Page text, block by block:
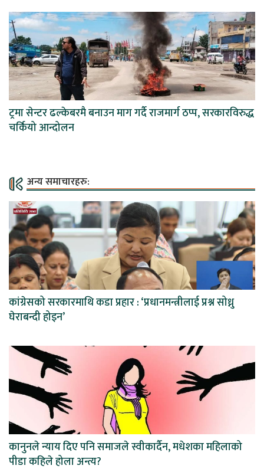
ट्रमा सेन्टर ढल्केबरमै बनाउन माग गर्दै राजमार्ग ठप्प, सरकारविरुद्ध
चर्कियो आन्दोलन
अन्य समाचारहरु:
कांग्रेसको सरकारमाथि कडा प्रहार : ‘प्रधानमन्त्रीलाई प्रश्न सोध्नु
घेराबन्दी होइन’
कानुनले न्याय दिए पनि समाजले स्वीकार्दैन, मधेशका महिलाको
पीडा कहिले होला अन्त्य?